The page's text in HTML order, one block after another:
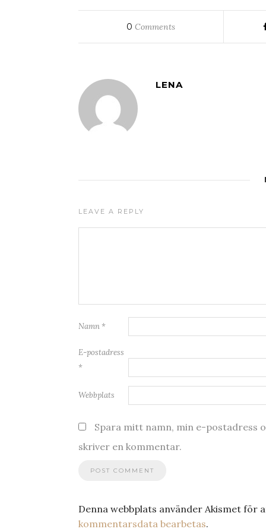
0 Comments
LENA
LEAVE A REPLY
Namn *
E-postadress
*
Webbplats
Spara mitt namn, min e-postadress
skriver en kommentar.
Denna webbplats använder Akismet för
kommentarsdata bearbetas.